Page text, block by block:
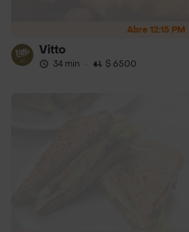
Abre 12:15 PM
Vitto
34 min · $ 6500